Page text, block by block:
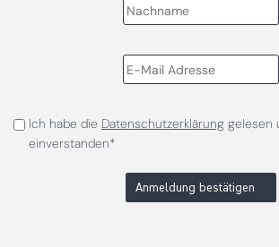
Ich habe die Datenschutzerklärunggelesen
einverstanden*
Anmeldung bestätigen